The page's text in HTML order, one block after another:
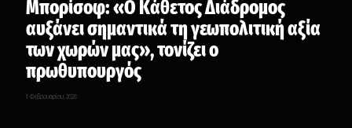
Μπορίσοφ: «Ο Κάθετος Διάδρομος
αυξάνει σημαντικά τη γεωπολιτική αξία
των χωρών μας», τονίζει ο
πρωθυπουργός
1 Φεβρουαρίου, 2026